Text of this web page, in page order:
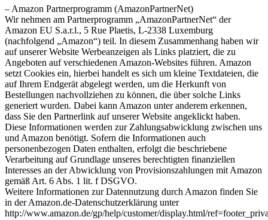
– Amazon Partnerprogramm (AmazonPartnerNet)
Wir nehmen am Partnerprogramm „AmazonPartnerNet“ der
Amazon EU S.a.r.l., 5 Rue Plaetis, L-2338 Luxemburg
(nachfolgend „Amazon“) teil. In diesem Zusammenhang haben wir
auf unserer Website Werbeanzeigen als Links platziert, die zu
Angeboten auf verschiedenen Amazon-Websites führen. Amazon
setzt Cookies ein, hierbei handelt es sich um kleine Textdateien, die
auf Ihrem Endgerät abgelegt werden, um die Herkunft von
Bestellungen nachvollziehen zu können, die über solche Links
generiert wurden. Dabei kann Amazon unter anderem erkennen,
dass Sie den Partnerlink auf unserer Website angeklickt haben.
Diese Informationen werden zur Zahlungsabwicklung zwischen uns
und Amazon benötigt. Sofern die Informationen auch
personenbezogen Daten enthalten, erfolgt die beschriebene
Verarbeitung auf Grundlage unseres berechtigten finanziellen
Interesses an der Abwicklung von Provisionszahlungen mit Amazon
gemäß Art. 6 Abs. 1 lit. f DSGVO.
Weitere Informationen zur Datennutzung durch Amazon finden Sie
in der Amazon.de-Datenschutzerklärung unter
http://www.amazon.de/gp/help/customer/display.html/